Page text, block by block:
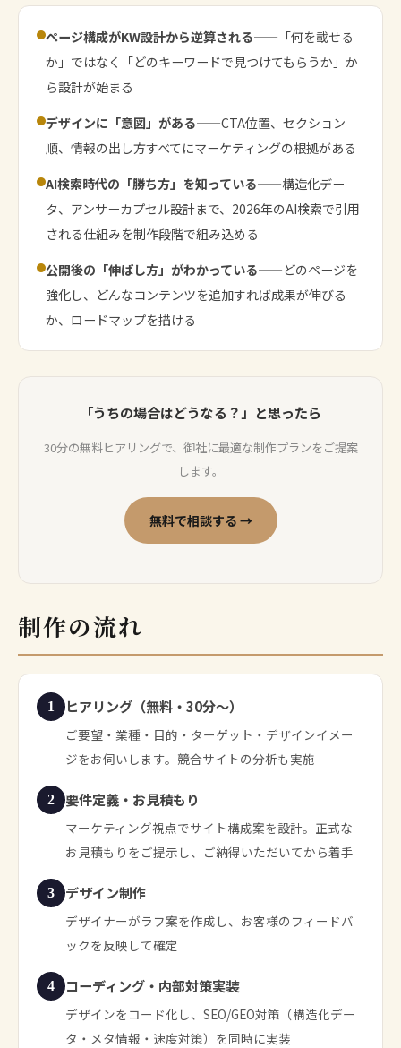
ページ構成がKW設計から逆算される——「何を載せる
か」ではなく「どのキーワードで見つけてもらうか」か
ら設計が始まる
デザインに「意図」がある——CTA位置、セクション
順、情報の出し方すべてにマーケティングの根拠がある
AI検索時代の「勝ち方」を知っている——構造化デー
タ、アンサーカプセル設計まで、2026年のAI検索で引用
される仕組みを制作段階で組み込める
公開後の「伸ばし方」がわかっている——どのページを
強化し、どんなコンテンツを追加すれば成果が伸びる
か、ロードマップを描ける
「うちの場合はどうなる？」と思ったら
30分の無料ヒアリングで、御社に最適な制作プランをご提案
します。
無料で相談する →
制作の流れ
1 ヒアリング（無料・30分〜）
ご要望・業種・目的・ターゲット・デザインイメー
ジをお伺いします。競合サイトの分析も実施
2 要件定義・お見積もり
マーケティング視点でサイト構成案を設計。正式な
お見積もりをご提示し、ご納得いただいてから着手
3 デザイン制作
デザイナーがラフ案を作成し、お客様のフィードバ
ックを反映して確定
4 コーディング・内部対策実装
デザインをコード化し、SEO/GEO対策（構造化デー
タ・メタ情報・速度対策）を同時に実装